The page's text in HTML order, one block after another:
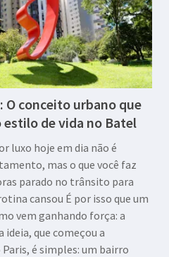
O conceito urbano que
de vida no Batel
luxo hoje em dia não é
mas o que você faz
parado no trânsito para
cansou É por isso que um
vem ganhando força: a
ideia, que começou a
é simples: um bairro